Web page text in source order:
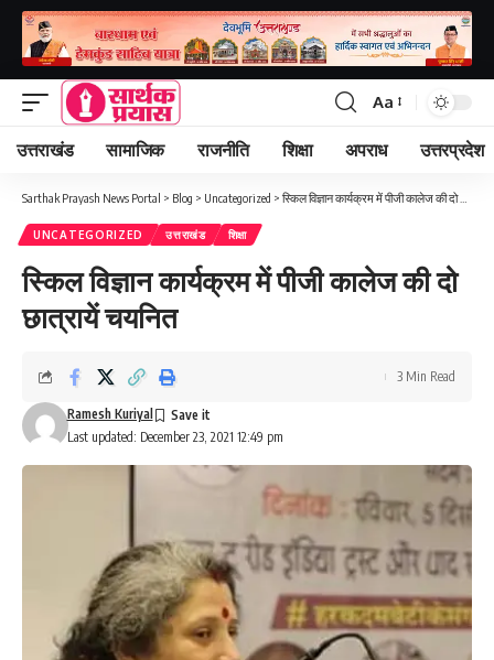
Font
Resizer
Aa
उत्तराखंड सामाजिक राजनीति शिक्षा अपराध उत्तरप्रदेश
Sarthak Prayash News Portal > Blog > Uncategorized > स्किल विज्ञान कार्यक्रम में पीजी कालेज की दो छा‌त्रायें चयनित
UNCATEGORIZED उत्तराखंड शिक्षा
स्किल विज्ञान कार्यक्रम में पीजी कालेज की दो
छा‌त्रायें चयनित
Last updated: December 23, 2021 12:49 pm
Ramesh Kuriyal
3 Min Read